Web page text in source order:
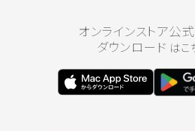
オンラインストア公
ダウンロード はこ